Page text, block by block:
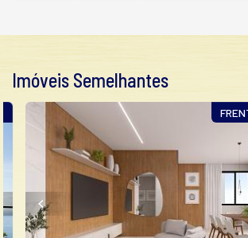
Endereço:
Tabuleiro
Barra Velha /SC
ver mapa abaixo
Imóveis Semelhantes